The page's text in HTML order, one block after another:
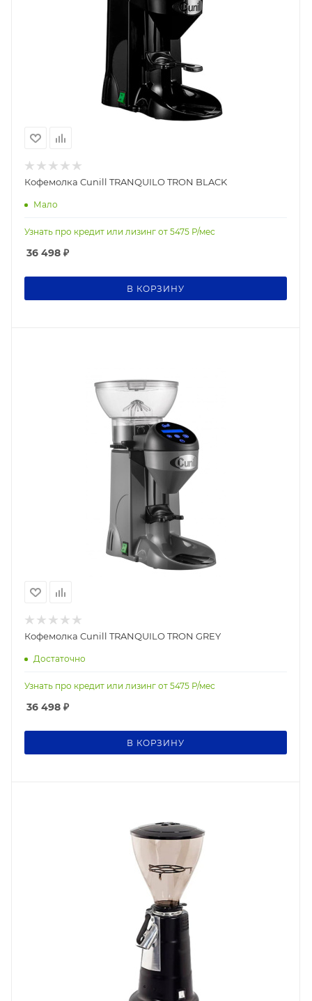
Кофемолка Cunill TRANQUILO TRON BLACK
Мало
Узнать про кредит или лизинг от 5475 Р/мес
36 498 ₽
В КОРЗИНУ
Кофемолка Cunill TRANQUILO TRON GREY
Достаточно
Узнать про кредит или лизинг от 5475 Р/мес
36 498 ₽
В КОРЗИНУ